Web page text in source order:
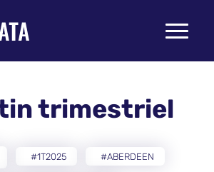
Toggle
trimestriel
#1T2025 #ABERDEEN